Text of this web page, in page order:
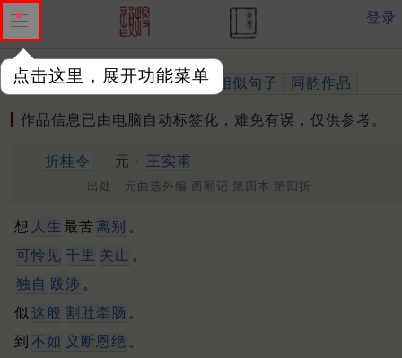
点击这里，展开功能菜单
登录
作品 标注四声 出处、引用 相似句子 同韵作品
作品信息已由电脑自动标签化，难免有误，仅供参考。
折桂令 元 · 王实甫
出处：元曲选外编 西厢记 第四本 第四折
想 人生 最苦 离别 。
可怜见 千里 关山 。
独自 跋涉 。
似 这般 割肚牵肠 。
到 不如 义断恩绝 。